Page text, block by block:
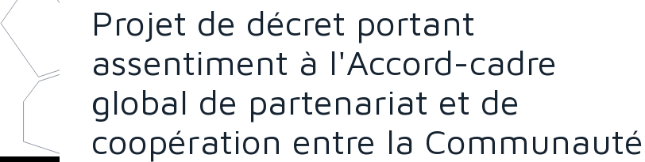
Projet de décret portant
assentiment à l'Accord-cadre
global de partenariat et de
coopération entre la Communauté